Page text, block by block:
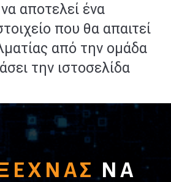
αποτελεί ένα
που θα απαιτεί
από την ομάδα
την ιστοσελίδα
ΝΑ